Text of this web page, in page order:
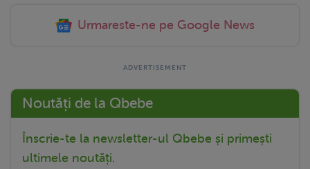
Urmareste-ne pe Google News
Noutăți de la Qbebe
Înscrie-te la newsletter-ul Qbebe și primești
ultimele noutăți.